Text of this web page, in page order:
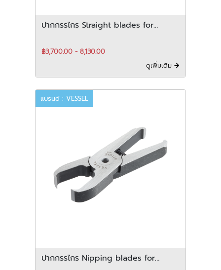
ปากกรรไกร Straight blades for
฿3,700.00 - 8,130.00
ดูเพิ่มเติม
แบรนด์ : VESSEL
ปากกรรไกร Nipping blades for